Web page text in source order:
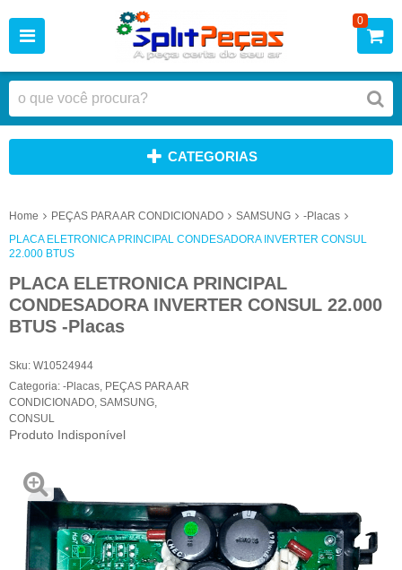
0
CATEGORIAS
Home PEÇAS PARA AR CONDICIONADO SAMSUNG
-Placas
PLACA ELETRONICA PRINCIPAL CONDESADORA INVERTER CONSUL
22.000 BTUS
PLACA ELETRONICA PRINCIPAL
CONDESADORA INVERTER CONSUL 22.000
BTUS -Placas
Sku: W10524944
Categoria: -Placas PEÇAS PARA AR
CONDICIONADO SAMSUNG
CONSUL
Produto Indisponível